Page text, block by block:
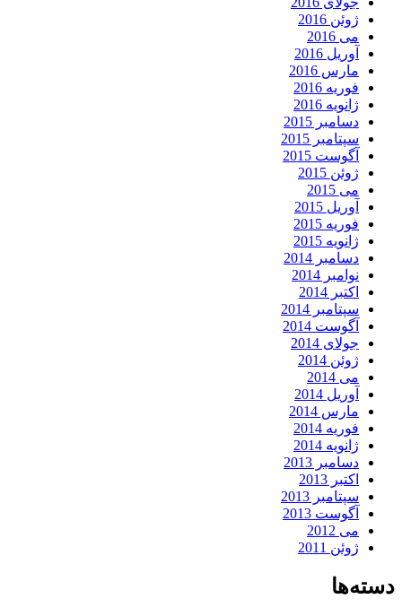
ژوئن 2016
می 2016
آوریل 2016
مارس 2016
فوریه 2016
ژانویه 2016
دسامبر 2015
سپتامبر 2015
آگوست 2015
ژوئن 2015
می 2015
آوریل 2015
فوریه 2015
ژانویه 2015
دسامبر 2014
نوامبر 2014
اکتبر 2014
سپتامبر 2014
آگوست 2014
جولای 2014
ژوئن 2014
می 2014
آوریل 2014
مارس 2014
فوریه 2014
ژانویه 2014
دسامبر 2013
اکتبر 2013
سپتامبر 2013
آگوست 2013
می 2012
ژوئن 2011
دسته‌ها